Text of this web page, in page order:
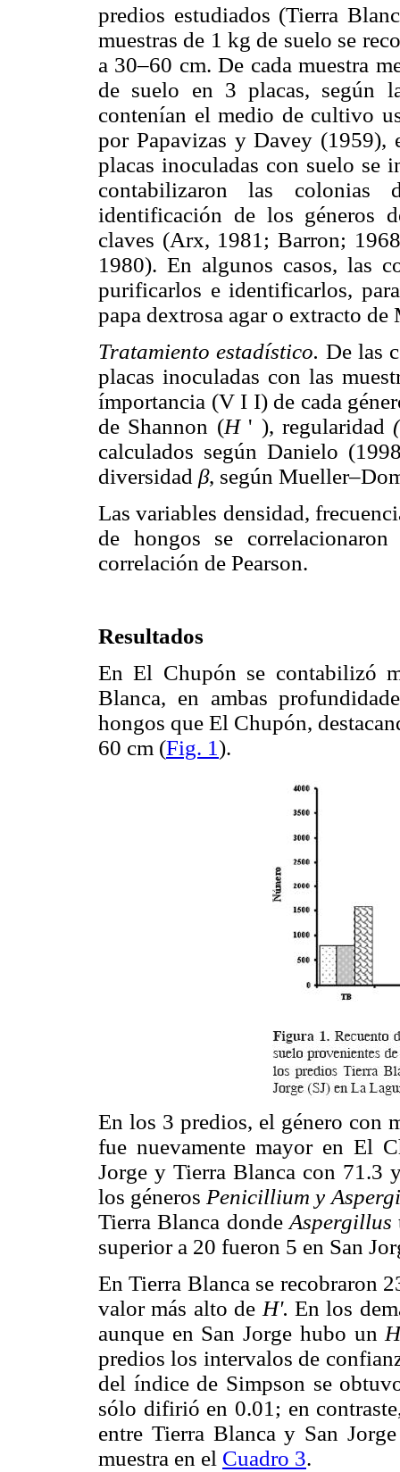
predios estudiados (Tierra
muestras de 1 kg de suelo se
a 30–60 cm. De cada muestra
de suelo en 3 placas, según
contenían el medio de cultivo
por Papavizas y Davey (1959),
placas inoculadas con suelo se
contabilizaron las colonias
identificación de los géneros
claves (Arx, 1981; Barron;
1980). En algunos casos, las
purificarlos e identificarlos,
papa dextrosa agar o extracto de
Tratamiento estadístico. De las
placas inoculadas con las
ímportancia (V I I) de cada
de Shannon (H' ), regularidad
calculados según Danielo
diversidad β, según
Las variables densidad,
de hongos se
correlación de Pearson.
Resultados
En El Chupón se contabilizó
Blanca, en ambas
hongos que El Chupón,
60 cm (Fig. 1).
En los 3 predios, el género con
fue nuevamente mayor en El
Jorge y Tierra Blanca con 71.3
los géneros Penicillium y
Tierra Blanca donde Aspergillus
superior a 20 fueron 5 en San
En Tierra Blanca se recobraron
valor más alto de H'. En los
aunque en San Jorge hubo un
predios los intervalos de
del índice de Simpson se
sólo difirió en 0.01; en
entre Tierra Blanca y San
muestra en el Cuadro 3.